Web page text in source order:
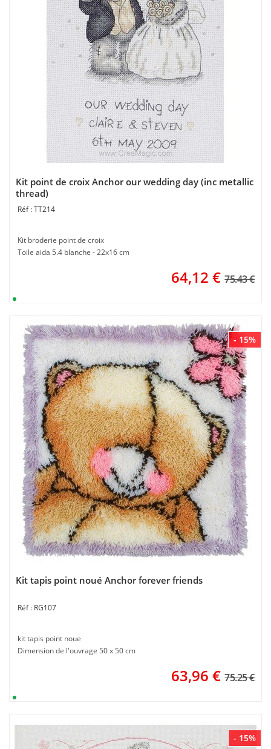
Kit point de croix Anchor our wedding day (inc metallic
thread)
TT214
Kit broderie point de croix
Toile aida 5.4 blanche - 22x16 cm
64,12 € 75.43 €
- 15%
Kit tapis point noué Anchor forever friends
RG107
kit tapis point noue
Dimension de l'ouvrage 50 x 50 cm
63,96 € 75.25 €
- 15%